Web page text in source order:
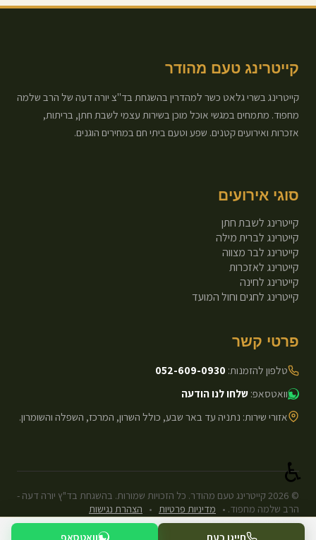
קייטרינג טעם מהודר
קייטרינג בשרי גלאט כשר למהדרין בהשגחת בד"צ יורה דעה של הרב שלמה
מחפוד. מתמחים במגשי אוכל מוכן בשירות עצמי לשבת חתן, בריתות,
אזכרות ואירועים קטנים. שפע וטעם ביתי חם במחירים הוגנים.
סוגי אירועים
קייטרינג לשבת חתן
קייטרינג לברית מילה
קייטרינג לבר מצווה
קייטרינג לאזכרות
קייטרינג לחינה
קייטרינג לחגים וחול המועד
פרטי קשר
טלפון להזמנות: 052-609-0930
וואטסאפ: שלחו לנו הודעה
אזורי שירות: נתניה עד באר שבע, כולל השרון, המרכז, השפלה והשומרון.
©
2026קייטרינג טעם מהודר. כל הזכויות שמורות. בהשגחת בד"ץ יורה דעה -
הרב שלמה מחפוד. • מדיניות פרטיות • הצהרת נגישות
עיצוב ופיתוח: Next.js Static.
חייגו כעת וואטסאפ
♿